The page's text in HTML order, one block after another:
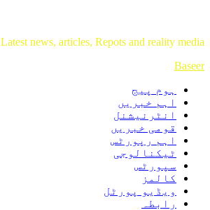
Latest news, articles, Repots and reality media
Primary
Baseer
ہوم پیج
اہم خبریں
انٹرنیشنل
قومی خبریں
اہم رپورٹس
ٹیکنالوجی
سپورٹس
کالمز
ویڈیو پورٹل
رابطہ